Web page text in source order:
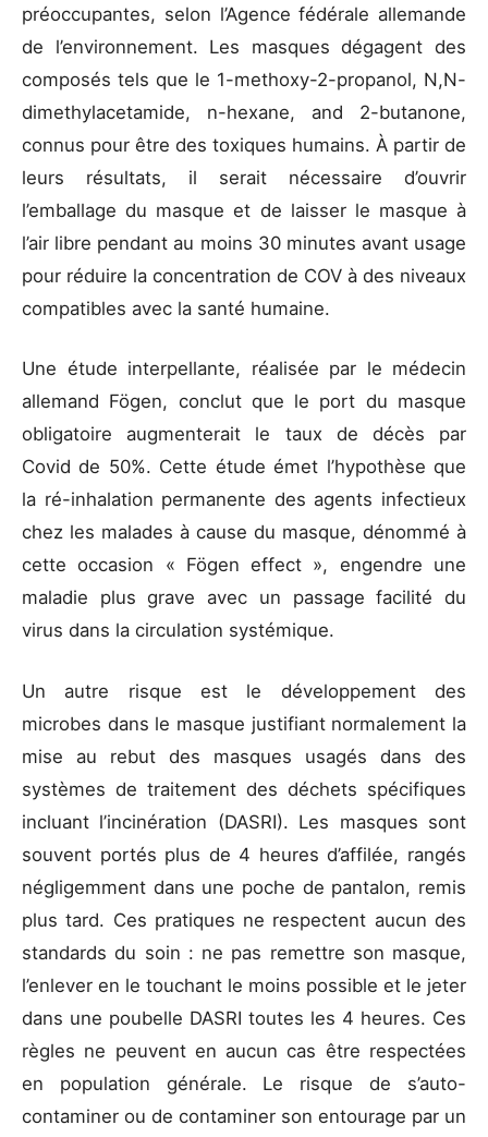
préoccupantes, selon l’Agence fédérale allemande
de l’environnement. Les masques dégagent des
composés tels que le 1-methoxy-2-propanol, N,N-
dimethylacetamide, n-hexane, and 2-butanone,
connus pour être des toxiques humains. À partir de
leurs résultats, il serait nécessaire d’ouvrir
l’emballage du masque et de laisser le masque à
l’air libre pendant au moins 30 minutes avant usage
pour réduire la concentration de COV à des niveaux
compatibles avec la santé humaine.
Une étude interpellante, réalisée par le médecin
allemand Fögen, conclut que le port du masque
obligatoire augmenterait le taux de décès par
Covid de 50%. Cette étude émet l’hypothèse que
la ré-inhalation permanente des agents infectieux
chez les malades à cause du masque, dénommé à
cette occasion « Fögen effect », engendre une
maladie plus grave avec un passage facilité du
virus dans la circulation systémique.
Un autre risque est le développement des
microbes dans le masque justifiant normalement la
mise au rebut des masques usagés dans des
systèmes de traitement des déchets spécifiques
incluant l’incinération (DASRI). Les masques sont
souvent portés plus de 4 heures d’affilée, rangés
négligemment dans une poche de pantalon, remis
plus tard. Ces pratiques ne respectent aucun des
standards du soin : ne pas remettre son masque,
l’enlever en le touchant le moins possible et le jeter
dans une poubelle DASRI toutes les 4 heures. Ces
règles ne peuvent en aucun cas être respectées
en population générale. Le risque de s’auto-
contaminer ou de contaminer son entourage par un